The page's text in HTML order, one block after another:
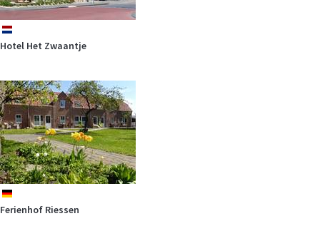
Machen Sie Urlaub im U-Boot bei unserem Ferien am Meer Partner in
Neukamp auf…mehr
nl
Hotel Het Zwaantje
de
Ferienhof Riessen